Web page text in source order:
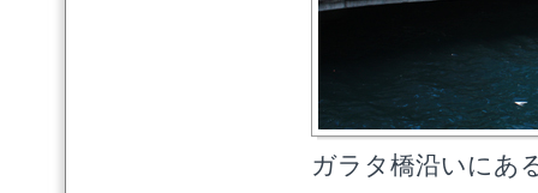
ガラタ橋沿いにあ